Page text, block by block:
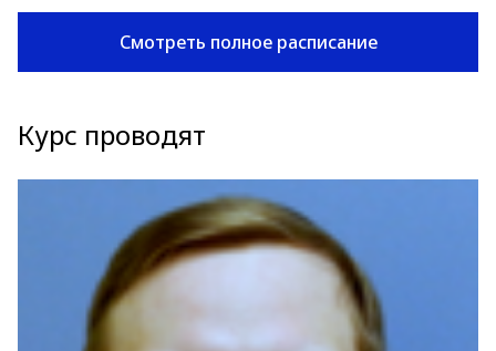
Смотреть полное расписание
Курс проводят